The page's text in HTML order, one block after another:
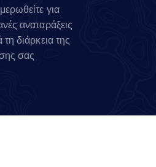
για
αναταράξεις
τη διάρκεια της
σας